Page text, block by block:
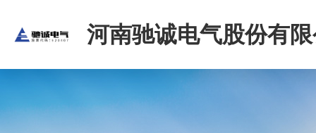
河南驰诚电气股份有